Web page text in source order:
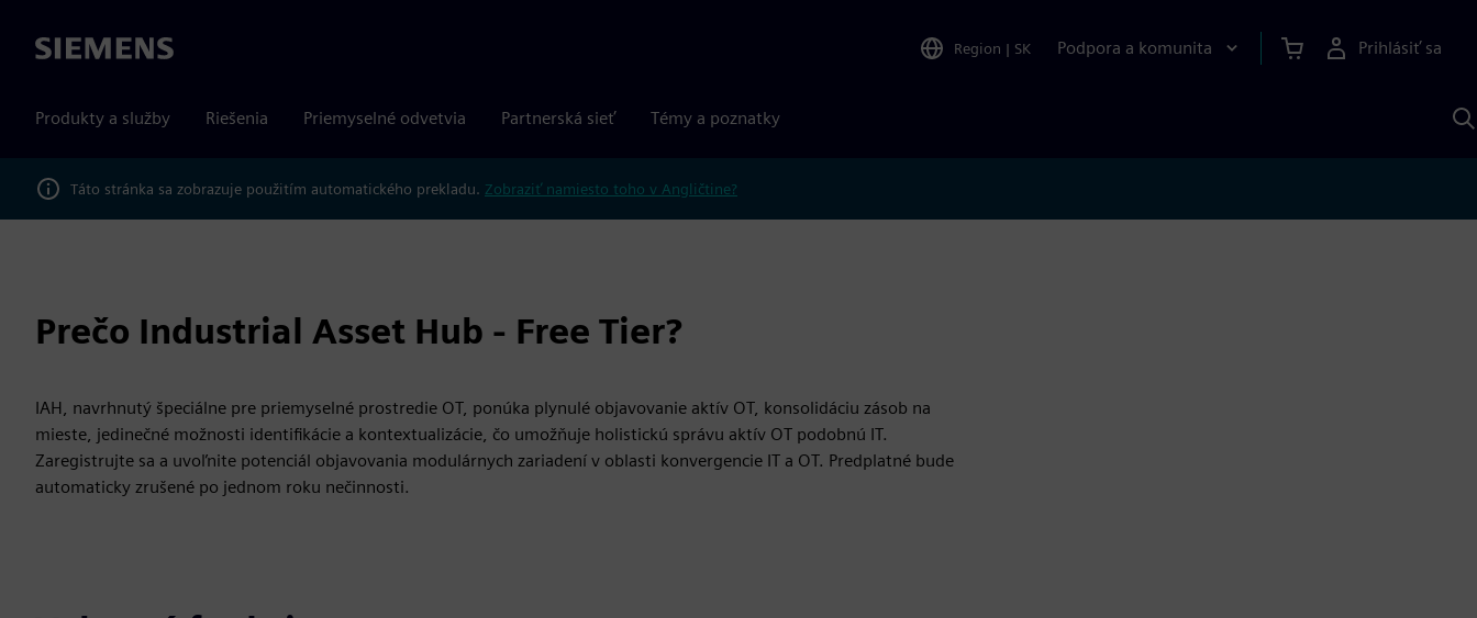
Siemens Region | SK Podpora a komunita Prihlásiť sa
Produkty a služby Riešenia Priemyselné odvetvia Partnerská sieť Témy a poznatky
Táto stránka sa zobrazuje použitím automatického prekladu. Zobraziť namiesto toho v Angličtine?
Prečo Industrial Asset Hub - Free Tier?
IAH, navrhnutý špeciálne pre priemyselné prostredie OT, ponúka plynulé objavovanie aktív OT, konsolidáciu zásob na
mieste, jedinečné možnosti identifikácie a kontextualizácie, čo umožňuje holistickú správu aktív OT podobnú IT.
Zaregistrujte sa a uvoľnite potenciál objavovania modulárnych zariadení v oblasti konvergencie IT a OT. Predplatné bude
automaticky zrušené po jednom roku nečinnosti.